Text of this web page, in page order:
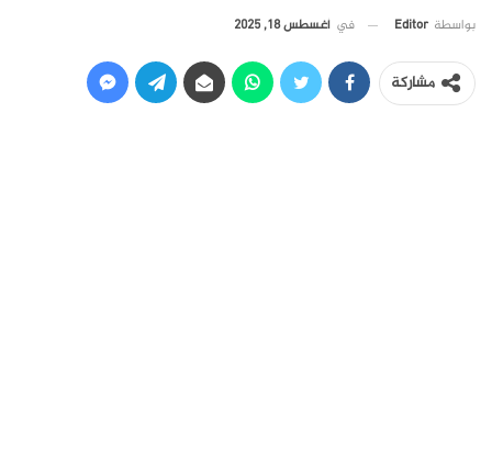
بواسطة Editor في أغسطس 18, 2025
مشاركة